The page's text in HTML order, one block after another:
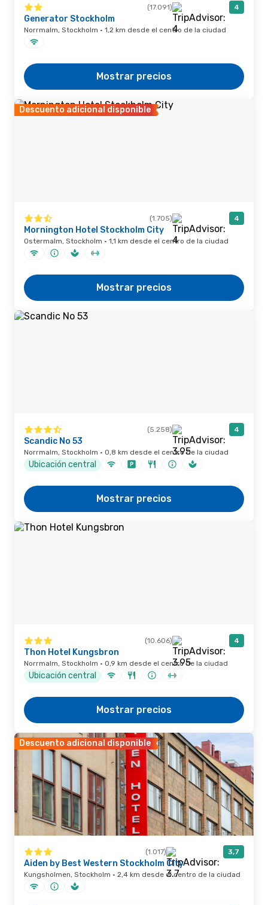
(17.091) 4
Generator Stockholm
Norrmalm, Stockholm · 1,2 km desde el centro de la ciudad
Mostrar precios
Descuento adicional disponible
(1.705) 4
Mornington Hotel Stockholm City
Ostermalm, Stockholm · 1,1 km desde el centro de la ciudad
Mostrar precios
(5.258) 4
Scandic No 53
Norrmalm, Stockholm · 0,8 km desde el centro de la ciudad
Ubicación central
Mostrar precios
(10.606) 4
Thon Hotel Kungsbron
Norrmalm, Stockholm · 0,9 km desde el centro de la ciudad
Ubicación central
Mostrar precios
Descuento adicional disponible
(1.017) 3,7
Aiden by Best Western Stockholm City
Kungsholmen, Stockholm · 2,4 km desde el centro de la ciudad